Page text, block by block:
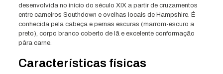
desenvolvida no início do século XIX a partir de cruzamentos
entre carneiros Southdown e ovelhas locais de Hampshire. É
conhecida pela cabeça e pernas escuras (marrom-escuro a
preto), corpo branco coberto de lã e excelente conformação
pâra carne.
Características físicas